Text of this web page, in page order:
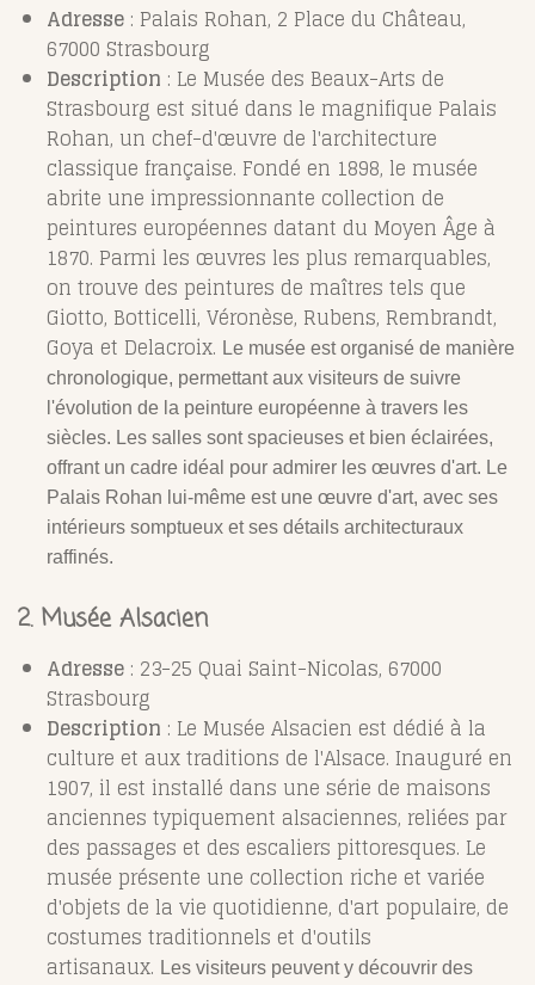
Adresse : Palais Rohan, 2 Place du Château,
67000 Strasbourg
Description : Le Musée des Beaux-Arts de
Strasbourg est situé dans le magnifique Palais
Rohan, un chef-d'œuvre de l'architecture
classique française. Fondé en 1898, le musée
abrite une impressionnante collection de
peintures européennes datant du Moyen Âge à
1870. Parmi les œuvres les plus remarquables,
on trouve des peintures de maîtres tels que
Giotto, Botticelli, Véronèse, Rubens, Rembrandt,
Goya et Delacroix. Le musée est organisé de manière
chronologique, permettant aux visiteurs de suivre
l'évolution de la peinture européenne à travers les
siècles. Les salles sont spacieuses et bien éclairées,
offrant un cadre idéal pour admirer les œuvres d'art. Le
Palais Rohan lui-même est une œuvre d'art, avec ses
intérieurs somptueux et ses détails architecturaux
raffinés.
2. Musée Alsacien
Adresse : 23-25 Quai Saint-Nicolas, 67000
Strasbourg
Description : Le Musée Alsacien est dédié à la
culture et aux traditions de l'Alsace. Inauguré en
1907, il est installé dans une série de maisons
anciennes typiquement alsaciennes, reliées par
des passages et des escaliers pittoresques. Le
musée présente une collection riche et variée
d'objets de la vie quotidienne, d'art populaire, de
costumes traditionnels et d'outils
artisanaux. Les visiteurs peuvent y découvrir des